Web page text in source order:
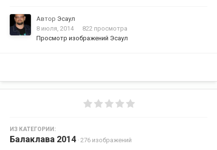
Автор Эсаул
8 июля, 2014
822 просмотра
Просмотр изображений Эсаул
ИЗ КАТЕГОРИИ:
Балаклава 2014 · 276 изображений